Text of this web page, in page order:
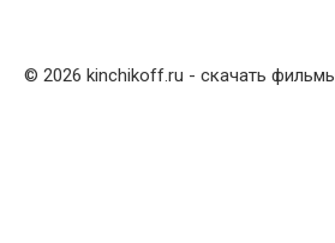
© 2026 kinchikoff.ru - скачать